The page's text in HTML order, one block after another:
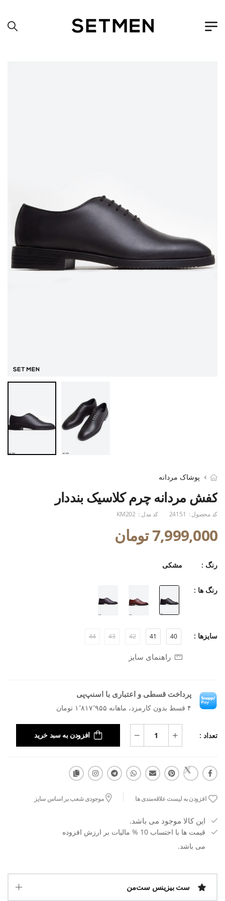
پوشاک مردانه
کفش مردانه چرم کلاسیک بنددار
کد محصول : 24151 کد مدل : KM202
7,999,000 تومان
رنگ : مشکی
رنگ ها :
سایزها : 40
41
42
43
44
راهنمای سایز
پرداخت قسطی و اعتباری با اسنپ‌پی
۴ قسط بدون کارمزد، ماهانه ۱٬۸۱۷٬۹۵۵ تومان
تعداد : افزودن به سبد خرید
افزودن به لیست علاقه‌مندی ها موجودی شعب بر اساس سایز
این کالا موجود می باشد.
قیمت ها با احتساب 10 % مالیات بر ارزش افزوده
می باشد.
ست بیزینس ست‌من